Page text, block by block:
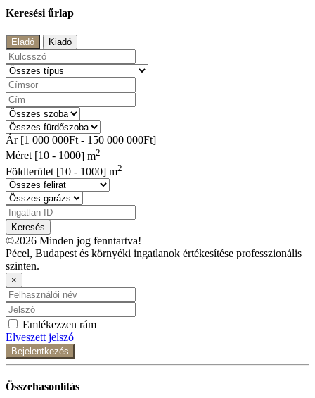
Keresési űrlap
Eladó Kiadó
Ár [1 000 000Ft - 150 000 000Ft]
Méret [10 - 1000] m2
Földterület [10 - 1000] m2
Keresés
©2026 Minden jog fenntartva!
Pécel, Budapest és környéki ingatlanok értékesítése professzionális
szinten.
×
Emlékezzen rám
Elveszett jelszó
Bejelentkezés
Összehasonlítás